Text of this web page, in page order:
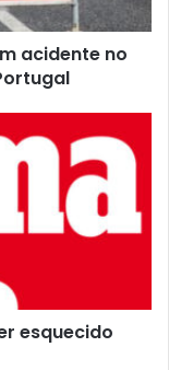
acidente no
esquecido